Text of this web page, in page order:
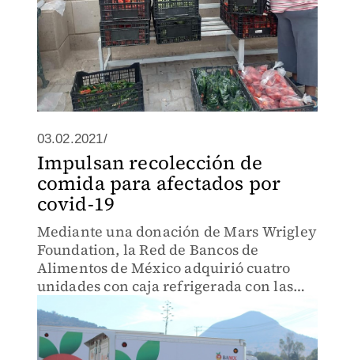
03.02.2021/
Impulsan recolección de
comida para afectados por
covid-19
Mediante una donación de Mars Wrigley
Foundation, la Red de Bancos de
Alimentos de México adquirió cuatro
unidades con caja refrigerada con las
que se podrían rescatar más de 897 mil
kilos de comestibles al año